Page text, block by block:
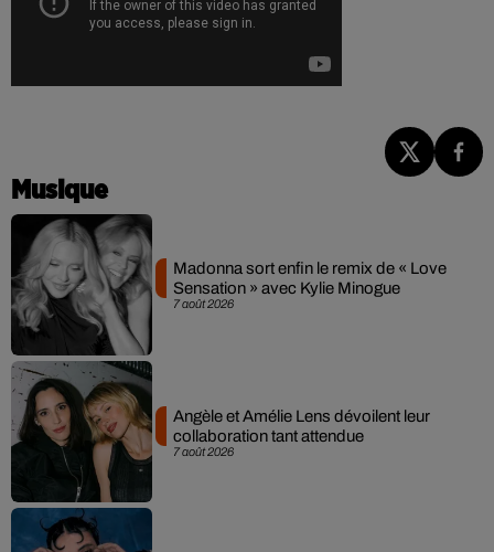
Musique
7 août 2026
Madonna sort enfin le remix de « Love
Sensation » avec Kylie Minogue
7 août 2026
Angèle et Amélie Lens dévoilent leur
collaboration tant attendue